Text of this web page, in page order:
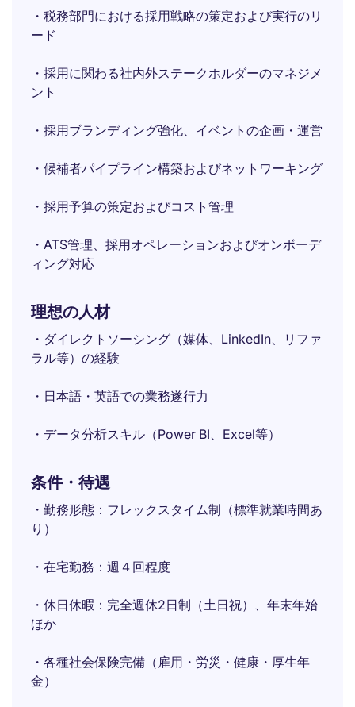
・税務部門における採用戦略の策定および実行のリ
ード
・採用に関わる社内外ステークホルダーのマネジメ
ント
・採用ブランディング強化、イベントの企画・運営
・候補者パイプライン構築およびネットワーキング
・採用予算の策定およびコスト管理
・ATS管理、採用オペレーションおよびオンボーデ
ィング対応
理想の人材
・ダイレクトソーシング（媒体、LinkedIn、リファ
ラル等）の経験
・日本語・英語での業務遂行力
・データ分析スキル（Power BI、Excel等）
条件・待遇
・勤務形態：フレックスタイム制（標準就業時間あ
り）
・在宅勤務：週４回程度
・休日休暇：完全週休2日制（土日祝）、年末年始
ほか
・各種社会保険完備（雇用・労災・健康・厚生年
金）